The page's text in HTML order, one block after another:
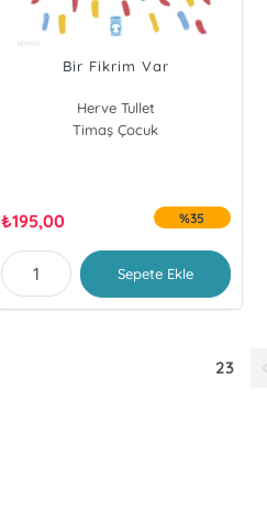
Bir Fikrim Var
Herve Tullet
Timaş Çocuk
₺195,00 %35
Sepete Ekle
23